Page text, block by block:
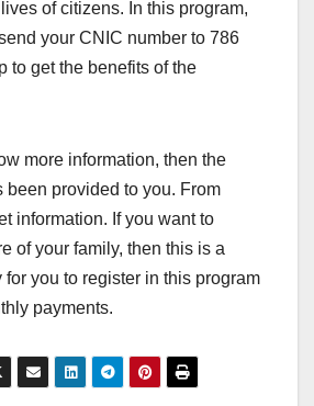
of citizens. In this program,
your CNIC number to 786
to get the benefits of the
more information, then the
been provided to you. From
information. If you want to
of your family, then this is a
for you to register in this program
payments.